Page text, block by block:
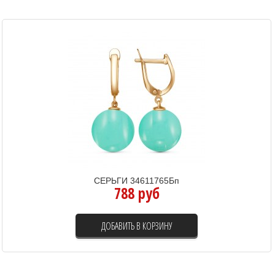
СЕРЬГИ 34611765Бп
788 руб
ДОБАВИТЬ В КОРЗИНУ